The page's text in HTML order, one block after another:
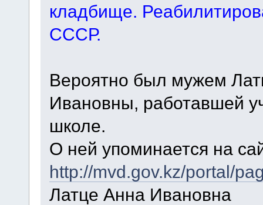
кладбище.
СССР.
Вероятно был мужем
Ивановны, работавшей
школе.
О ней упоминается на
http://mvd.gov.kz/portal/
Латце Анна Ивановна